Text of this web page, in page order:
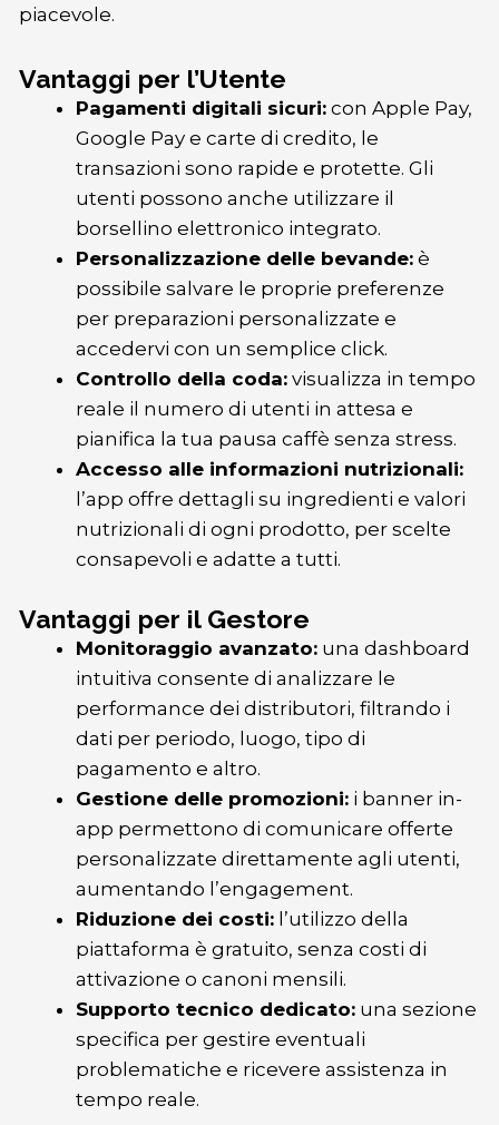
piacevole.
Vantaggi per l’Utente
Pagamenti digitali sicuri: con Apple Pay,
Google Pay e carte di credito, le
transazioni sono rapide e protette. Gli
utenti possono anche utilizzare il
borsellino elettronico integrato.
Personalizzazione delle bevande: è
possibile salvare le proprie preferenze
per preparazioni personalizzate e
accedervi con un semplice click.
Controllo della coda: visualizza in tempo
reale il numero di utenti in attesa e
pianifica la tua pausa caffè senza stress.
Accesso alle informazioni nutrizionali:
l’app offre dettagli su ingredienti e valori
nutrizionali di ogni prodotto, per scelte
consapevoli e adatte a tutti.
Vantaggi per il Gestore
Monitoraggio avanzato: una dashboard
intuitiva consente di analizzare le
performance dei distributori, filtrando i
dati per periodo, luogo, tipo di
pagamento e altro.
Gestione delle promozioni: i banner in-
app permettono di comunicare offerte
personalizzate direttamente agli utenti,
aumentando l’engagement.
Riduzione dei costi: l’utilizzo della
piattaforma è gratuito, senza costi di
attivazione o canoni mensili.
Supporto tecnico dedicato: una sezione
specifica per gestire eventuali
problematiche e ricevere assistenza in
tempo reale.